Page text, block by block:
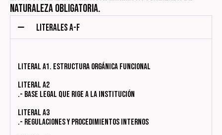
naturaleza obligatoria.
LITERALES A-F
Literal a1. Estructura Orgánica Funcional
Literal a2
.- Base legal que rige a la institución
Literal a3
.- Regulaciones y procedimientos internos